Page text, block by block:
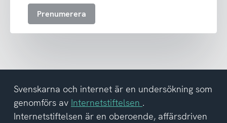
att
del
av
integritetspolicyn
Prenumerera
Svenskarna och internet är en undersökning som
genomförs av Internetstiftelsen .
Internetstiftelsen är en oberoende, affärsdriven